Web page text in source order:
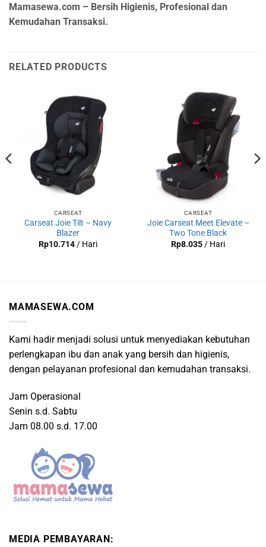
Mamasewa.com – Bersih Higienis, Profesional dan
Kemudahan Transaksi.
RELATED PRODUCTS
CARSEAT
Carseat Joie Tilt – Navy
Blazer
Rp10.714 / Hari
CARSEAT
Joie Carseat Meet Elevate –
Two Tone Black
Rp8.035 / Hari
MAMASEWA.COM
Kami hadir menjadi solusi untuk menyediakan kebutuhan
perlengkapan ibu dan anak yang bersih dan higienis,
dengan pelayanan profesional dan kemudahan transaksi.
Jam Operasional
Senin s.d. Sabtu
Jam 08.00 s.d. 17.00
MEDIA PEMBAYARAN: